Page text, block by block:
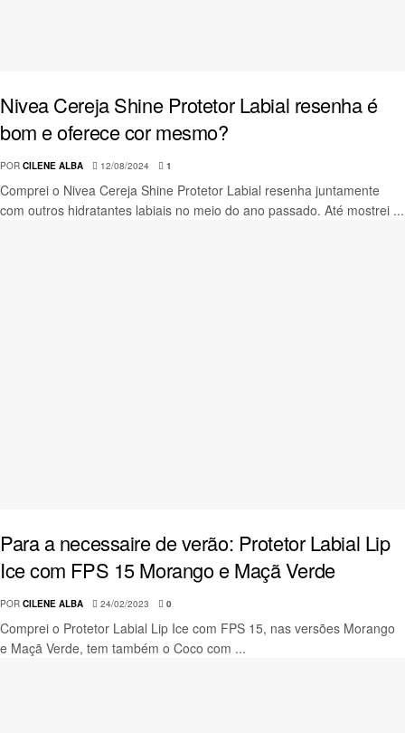
Nivea Cereja Shine Protetor Labial resenha é
bom e oferece cor mesmo?
POR CILENE ALBA 12/08/2024 1
Comprei o Nivea Cereja Shine Protetor Labial resenha juntamente
com outros hidratantes labiais no meio do ano passado. Até mostrei ...
Para a necessaire de verão: Protetor Labial Lip
Ice com FPS 15 Morango e Maçã Verde
POR CILENE ALBA 24/02/2023 0
Comprei o Protetor Labial Lip Ice com FPS 15, nas versões Morango
e Maçã Verde, tem também o Coco com ...